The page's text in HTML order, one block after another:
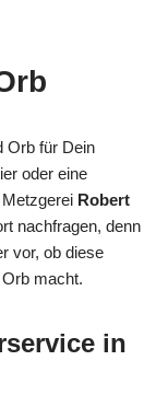
Orb für Dein
oder eine
Robert
nachfragen, denn
vor, ob diese
macht.
in